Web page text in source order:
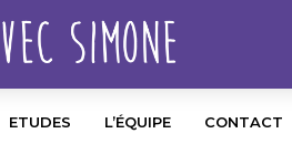
ETUDES L’ÉQUIPE CONTACT